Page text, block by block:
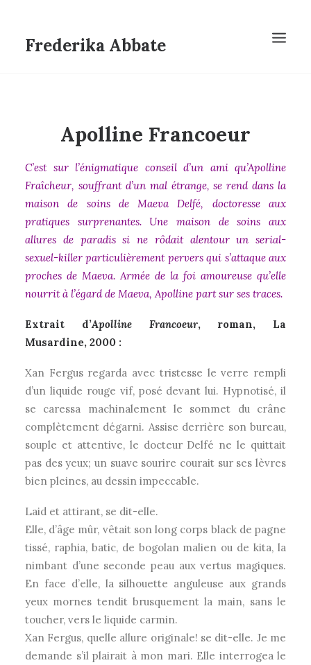
Frederika Abbate
Apolline Francoeur
C’est sur l’énigmatique conseil d’un ami qu’Apolline
Fraîcheur, souffrant d’un mal étrange, se rend dans la
maison de soins de Maeva Delfé, doctoresse aux
pratiques surprenantes. Une maison de soins aux
allures de paradis si ne rôdait alentour un serial-
sexuel-killer particulièrement pervers qui s’attaque aux
proches de Maeva. Armée de la foi amoureuse qu’elle
nourrit à l’égard de Maeva, Apolline part sur ses traces.
Extrait d’Apolline Francoeur, roman, La
Musardine, 2000 :
Xan Fergus regarda avec tristesse le verre rempli
d’un liquide rouge vif, posé devant lui. Hypnotisé, il
se caressa machinalement le sommet du crâne
complètement dégarni. Assise derrière son bureau,
souple et attentive, le docteur Delfé ne le quittait
pas des yeux; un suave sourire courait sur ses lèvres
bien pleines, au dessin impeccable.
Laid et attirant, se dit-elle.
Elle, d’âge mûr, vêtait son long corps black de pagne
tissé, raphia, batic, de bogolan malien ou de kita, la
nimbant d’une seconde peau aux vertus magiques.
En face d’elle, la silhouette anguleuse aux grands
yeux mornes tendit brusquement la main, sans le
toucher, vers le liquide carmin.
Xan Fergus, quelle allure originale! se dit-elle. Je me
demande s’il plairait à mon mari. Elle interrogea le